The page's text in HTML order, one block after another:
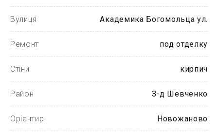
Вулиця Академика Богомольца ул.
Ремонт под отделку
Стіни кирпич
Район З-д Шевченко
Орієнтир Новожаново